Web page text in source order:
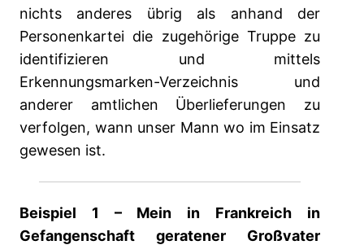
nichts anderes übrig als anhand der
Personenkartei die zugehörige Truppe zu
identifizieren und mittels
Erkennungsmarken-Verzeichnis und
anderer amtlichen Überlieferungen zu
verfolgen, wann unser Mann wo im Einsatz
gewesen ist.
Beispiel 1 – Mein in Frankreich in
Gefangenschaft geratener Großvater